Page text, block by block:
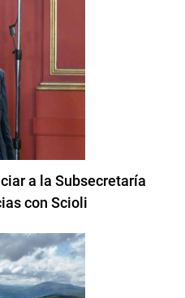
a la Subsecretaría
con Scioli